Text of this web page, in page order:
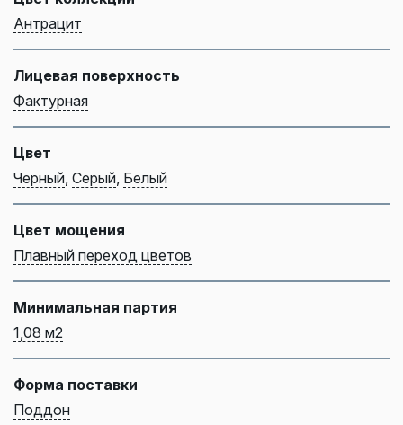
Антрацит
Лицевая поверхность
Фактурная
Цвет
Черный Серый Белый
Цвет мощения
Плавный переход цветов
Минимальная партия
1,08 м2
Форма поставки
Поддон